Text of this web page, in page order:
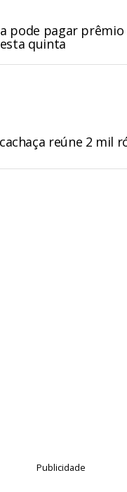
pode pagar prêmio
quinta
reúne 2 mil
Publicidade